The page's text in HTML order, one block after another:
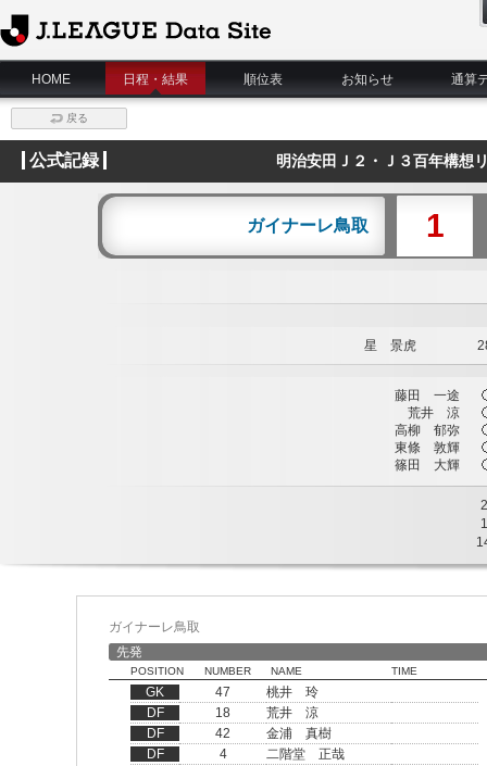
J.League Data Site
HOME
日程・結果 順位表 お知らせ 通算
戻る
公式記録 明治安田Ｊ２・Ｊ３百年構
ガイナーレ鳥取 1
星 景虎
藤田 一途
荒井 涼
高柳 郁弥
東條 敦輝
篠田 大輝
2
1
ガイナーレ鳥取
先発
POSITION NUMBER NAME TIME
GK 47
桃井 玲
DF
18
荒井 涼
DF
42
金浦 真樹
DF
4
二階堂 正哉